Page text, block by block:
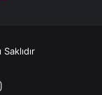
Instagram